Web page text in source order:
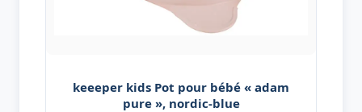
keeeper kids Pot pour bébé « adam
pure », nordic-blue